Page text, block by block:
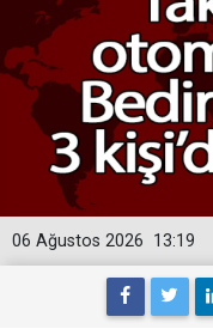
13:19
06 Ağustos 2026